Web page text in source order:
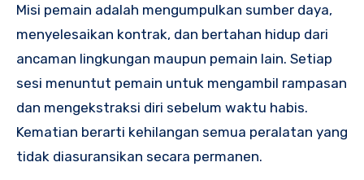
Misi pemain adalah mengumpulkan sumber daya,
menyelesaikan kontrak, dan bertahan hidup dari
ancaman lingkungan maupun pemain lain. Setiap
sesi menuntut pemain untuk mengambil rampasan
dan mengekstraksi diri sebelum waktu habis.
Kematian berarti kehilangan semua peralatan yang
tidak diasuransikan secara permanen.